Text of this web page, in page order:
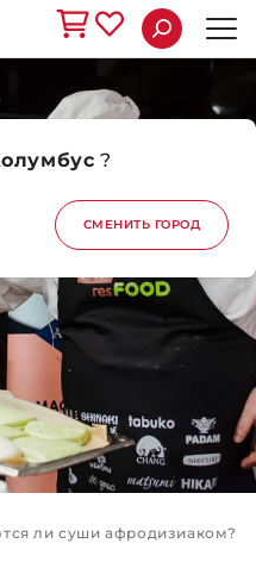
?
СМЕНИТЬ ГОРОД
ли суши афродизиаком?